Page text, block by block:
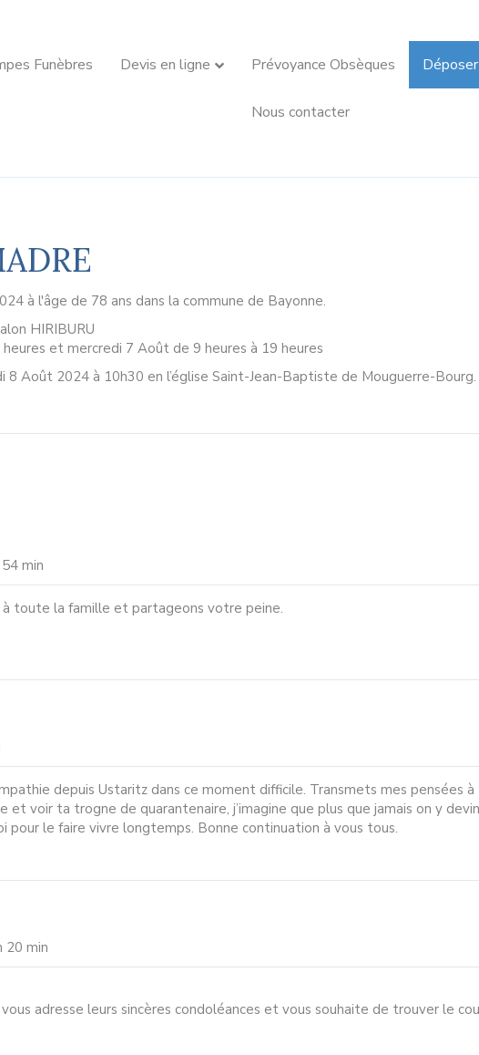
Funèbres Devis en ligne Prévoyance Obsèques
Nous contacter
à l'âge de 78 ans dans la commune de Bayonne.
HIRIBURU
et mercredi 7 Août de 9 heures à 19 heures
8 Août 2024 à 10h30 en l’église Saint-Jean-Baptiste de Mouguerre-Bourg.
min
à toute la famille et partageons votre peine.
depuis Ustaritz dans ce moment difficile. Transmets mes pensées
et voir ta trogne de quarantenaire, j’imagine que plus que jamais on y
le faire vivre longtemps. Bonne continuation à vous tous.
20 min
adresse leurs sincères condoléances et vous souhaite de trouver le